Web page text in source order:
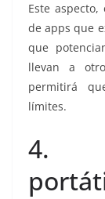
Este
de apps que
que
llevan a
permitirá
límites.
4.